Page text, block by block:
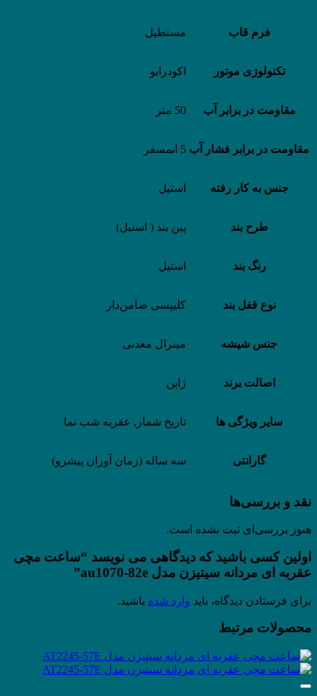
فرم قاب مستطیل
تکنولوژی موتور اکودرایو
مقاومت در برابر آب 50 متر
مقاومت در برابر فشار آب 5 اتمسفر
جنس به کار رفته استیل
طرح بند پین بند ( استیل)
رنگ بند استیل
نوع قفل بند کلیپسی ضامن‌دار
جنس شیشه مینرال معدنی
اصالت برند ژاپن
سایر ویژگی ها تاریخ شمار, عقربه شب نما
گارانتی سه ساله (زمان آوران پیشرو)
نقد و بررسی‌ها
هنوز بررسی‌ای ثبت نشده است.
اولین کسی باشید که دیدگاهی می نویسد “ساعت مچی
عقربه ای مردانه سیتیزن مدل au1070-82e”
برای فرستادن دیدگاه، باید وارد شده باشید.
محصولات مرتبط